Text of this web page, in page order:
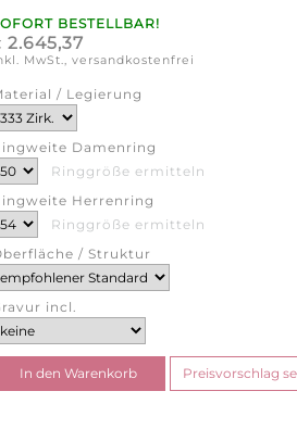
BESTELLBAR!
2.645,37
MwSt., versandkostenfrei
/ Legierung
Damenring
Ringgröße ermitteln
Herrenring
Ringgröße ermitteln
/ Struktur
incl.